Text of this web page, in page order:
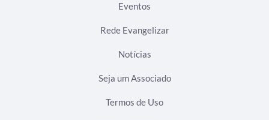
Eventos
Rede Evangelizar
Notícias
Seja um Associado
Termos de Uso